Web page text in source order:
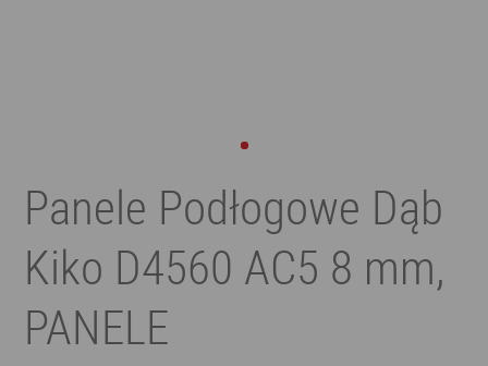
Panele Podłogowe Dąb
Kiko D4560 AC5 8 mm,
PANELE